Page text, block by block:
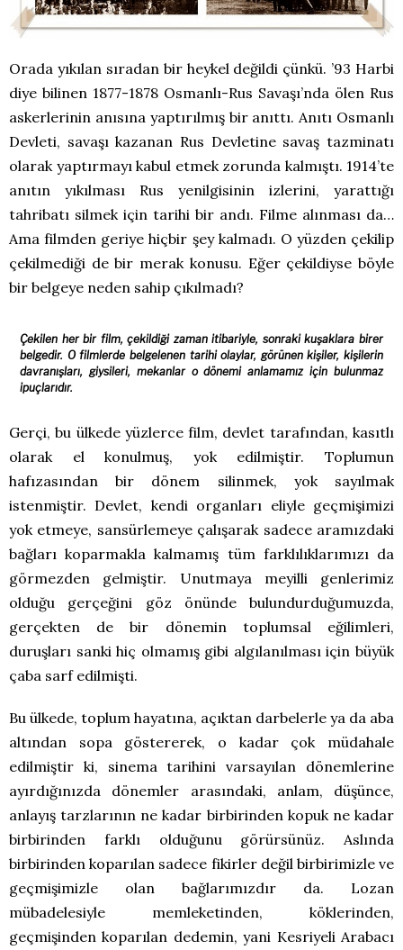
Orada yıkılan sıradan bir heykel değildi çünkü. ’93 Harbi
diye bilinen 1877-1878 Osmanlı-Rus Savaşı’nda ölen Rus
askerlerinin anısına yaptırılmış bir anıttı. Anıtı Osmanlı
Devleti, savaşı kazanan Rus Devletine savaş tazminatı
olarak yaptırmayı kabul etmek zorunda kalmıştı. 1914’te
anıtın yıkılması Rus yenilgisinin izlerini, yarattığı
tahribatı silmek için tarihi bir andı. Filme alınması da…
Ama filmden geriye hiçbir şey kalmadı. O yüzden çekilip
çekilmediği de bir merak konusu. Eğer çekildiyse böyle
bir belgeye neden sahip çıkılmadı?
Çekilen her bir film, çekildiği zaman itibariyle, sonraki kuşaklara birer
belgedir. O filmlerde belgelenen tarihi olaylar, görünen kişiler, kişilerin
davranışları, giysileri, mekanlar o dönemi anlamamız için bulunmaz
ipuçlarıdır.
Gerçi, bu ülkede yüzlerce film, devlet tarafından, kasıtlı
olarak el konulmuş, yok edilmiştir. Toplumun
hafızasından bir dönem silinmek, yok sayılmak
istenmiştir. Devlet, kendi organları eliyle geçmişimizi
yok etmeye, sansürlemeye çalışarak sadece aramızdaki
bağları koparmakla kalmamış tüm farklılıklarımızı da
görmezden gelmiştir. Unutmaya meyilli genlerimiz
olduğu gerçeğini göz önünde bulundurduğumuzda,
gerçekten de bir dönemin toplumsal eğilimleri,
duruşları sanki hiç olmamış gibi algılanılması için büyük
çaba sarf edilmişti.
Bu ülkede, toplum hayatına, açıktan darbelerle ya da aba
altından sopa göstererek, o kadar çok müdahale
edilmiştir ki, sinema tarihini varsayılan dönemlerine
ayırdığınızda dönemler arasındaki, anlam, düşünce,
anlayış tarzlarının ne kadar birbirinden kopuk ne kadar
birbirinden farklı olduğunu görürsünüz. Aslında
birbirinden koparılan sadece fikirler değil birbirimizle ve
geçmişimizle olan bağlarımızdır da. Lozan
mübadelesiyle memleketinden, köklerinden,
geçmişinden koparılan dedemin, yani Kesriyeli Arabacı